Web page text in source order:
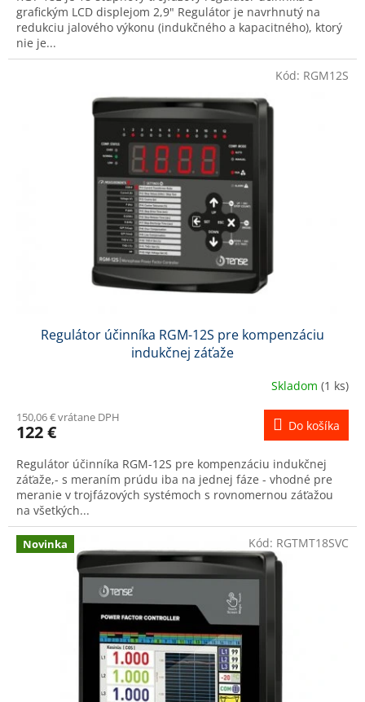
grafickým LCD displejom 2,9" Regulátor je navrhnutý na
redukciu jalového výkonu (indukčného a kapacitného), ktorý
nie je...
Regulátor účinníka RGM-12S pre kompenzáciu
indukčnej záťaže
Skladom (1 ks)
150,06 € vrátane DPH
122 € Do košíka
Regulátor účinníka RGM-12S pre kompenzáciu indukčnej
záťaže,- s meraním prúdu iba na jednej fáze - vhodné pre
meranie v trojfázových systémoch s rovnomernou záťažou
na všetkých...
Kód: RGM12S
Novinka Kód: RGTMT18SVC